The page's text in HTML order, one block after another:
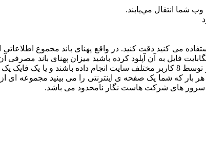
می کنید دقت کنید. در واقع پهنای باند مجموع
سرور های شرکت هاست نگار نامحدود می باشد.